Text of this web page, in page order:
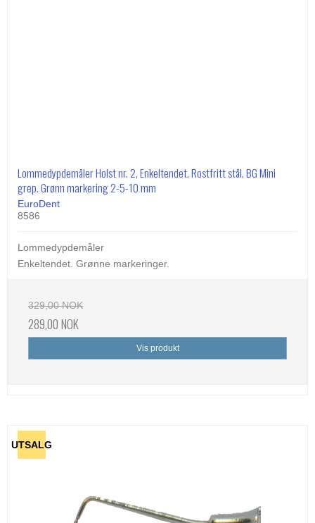
Lommedypdemåler Holst nr. 2, Enkeltendet. Rostfritt stål. BG Mini
grep. Grønn markering 2-5-10 mm
EuroDent
8586
Lommedypdemåler
Enkeltendet. Grønne markeringer.
329,00 NOK
289,00 NOK
Vis produkt
UTSALG